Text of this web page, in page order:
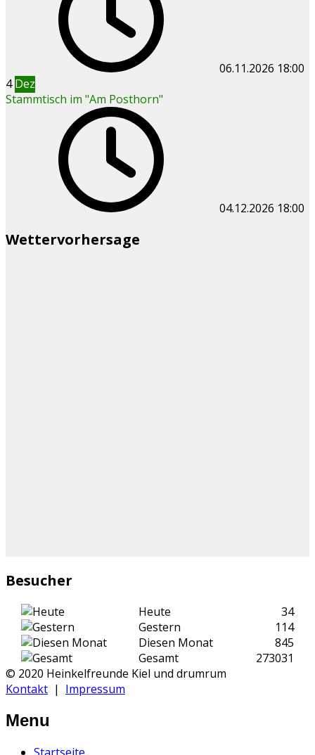
06.11.2026 18:00
4 Dez
Stammtisch im "Am Posthorn"
04.12.2026 18:00
Wettervorhersage
Besucher
Heute
34
Gestern
114
Diesen Monat
845
Gesamt
273031
© 2020 Heinkelfreunde Kiel und drumrum
Kontakt | Impressum
Menu